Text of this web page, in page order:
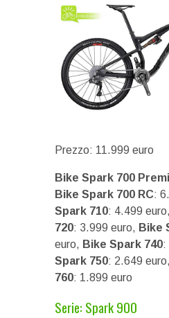
Prezzo: 11.999 euro
Bike Spark 700
Bike Spark 700 RC:
Spark 710: 4.499 euro,
720: 3.999 euro, Bike
euro, Bike Spark 740:
Spark 750: 2.649 euro,
760: 1.899 euro
Serie: Spark 900